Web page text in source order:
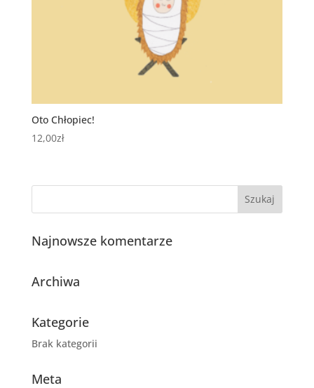
Oto Chłopiec!
12,00zł
Najnowsze komentarze
Archiwa
Kategorie
Brak kategorii
Meta